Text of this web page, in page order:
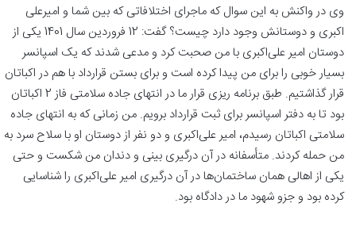
وی در واکنش به این سوال که ماجرای اختلافاتی که بین شما و امیرعلی
اکبری و دوستانش وجود دارد چیست؟ گفت: 12 فروردین سال 1401 یکی از
دوستان امیر علی‌اکبری با من صحبت کرد و مدعی شدند که یک اسپانسر
بسیار خوبی را برای من پیدا کرده‌ است و برای بستن قرارداد با هم در اکباتان
قرار گذاشتیم. طبق برنامه ریزی قرار ما در انتهای جاده سلامتی فاز 2 اکباتان
بود تا به دفتر اسپانسر برای ثبت قرارداد برویم. من زمانی که به انتهای جاده
سلامتی اکباتان رسیدم، امیر علی‌اکبری و دو نفر از دوستان او با سلاح سرد به
من حمله کردند. متأسفانه در آن درگیری بینی و دندان من شکست و حتی
یکی از اهالی همان ساختمان‌ها در آن درگیری امیر علی‌اکبری را شناسایی
کرده بود و جزو شهود ما در دادگاه بود.